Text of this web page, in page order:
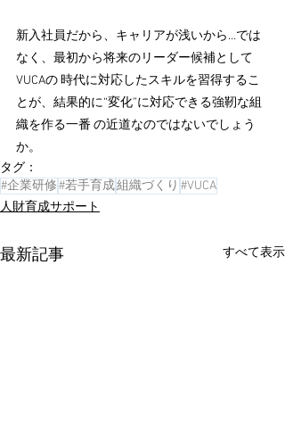
新入社員だから、キャリアが浅いから…では
なく、最初から将来のリーダー候補として
VUCAの 時代に対応したスキルを習得するこ
とが、結果的に“変化”に対応できる強靭な組
織を作る一番 の近道なのではないでしょう
か。
タグ：
#企業研修#若手育成組織づくり #VUCA
人財育成サポート
最新記事 すべて表示